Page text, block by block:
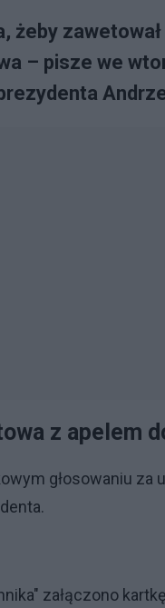
żeby
– pisze we
z apelem
głosowaniu
załączono